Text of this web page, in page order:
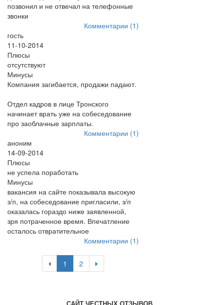
позвонил и не отвечал на телефонные
звонки
Комментарии (1)
гость
11-10-2014
Плюсы
отсутствуют
Минусы
Компания загибается, продажи падают.
Отдел кадров в лице Тронского
начинает врать уже на собеседование
про заоблачные зарплаты.
Комментарии (1)
аноним
14-09-2014
Плюсы
не успела поработать
Минусы
вакансия на сайте показывала высокую
з/п, на собеседование пригласили, з/п
оказалась гораздо ниже заявленной,
зря потраченное время. Впечатление
осталось отвратительное
Комментарии (1)
1 2